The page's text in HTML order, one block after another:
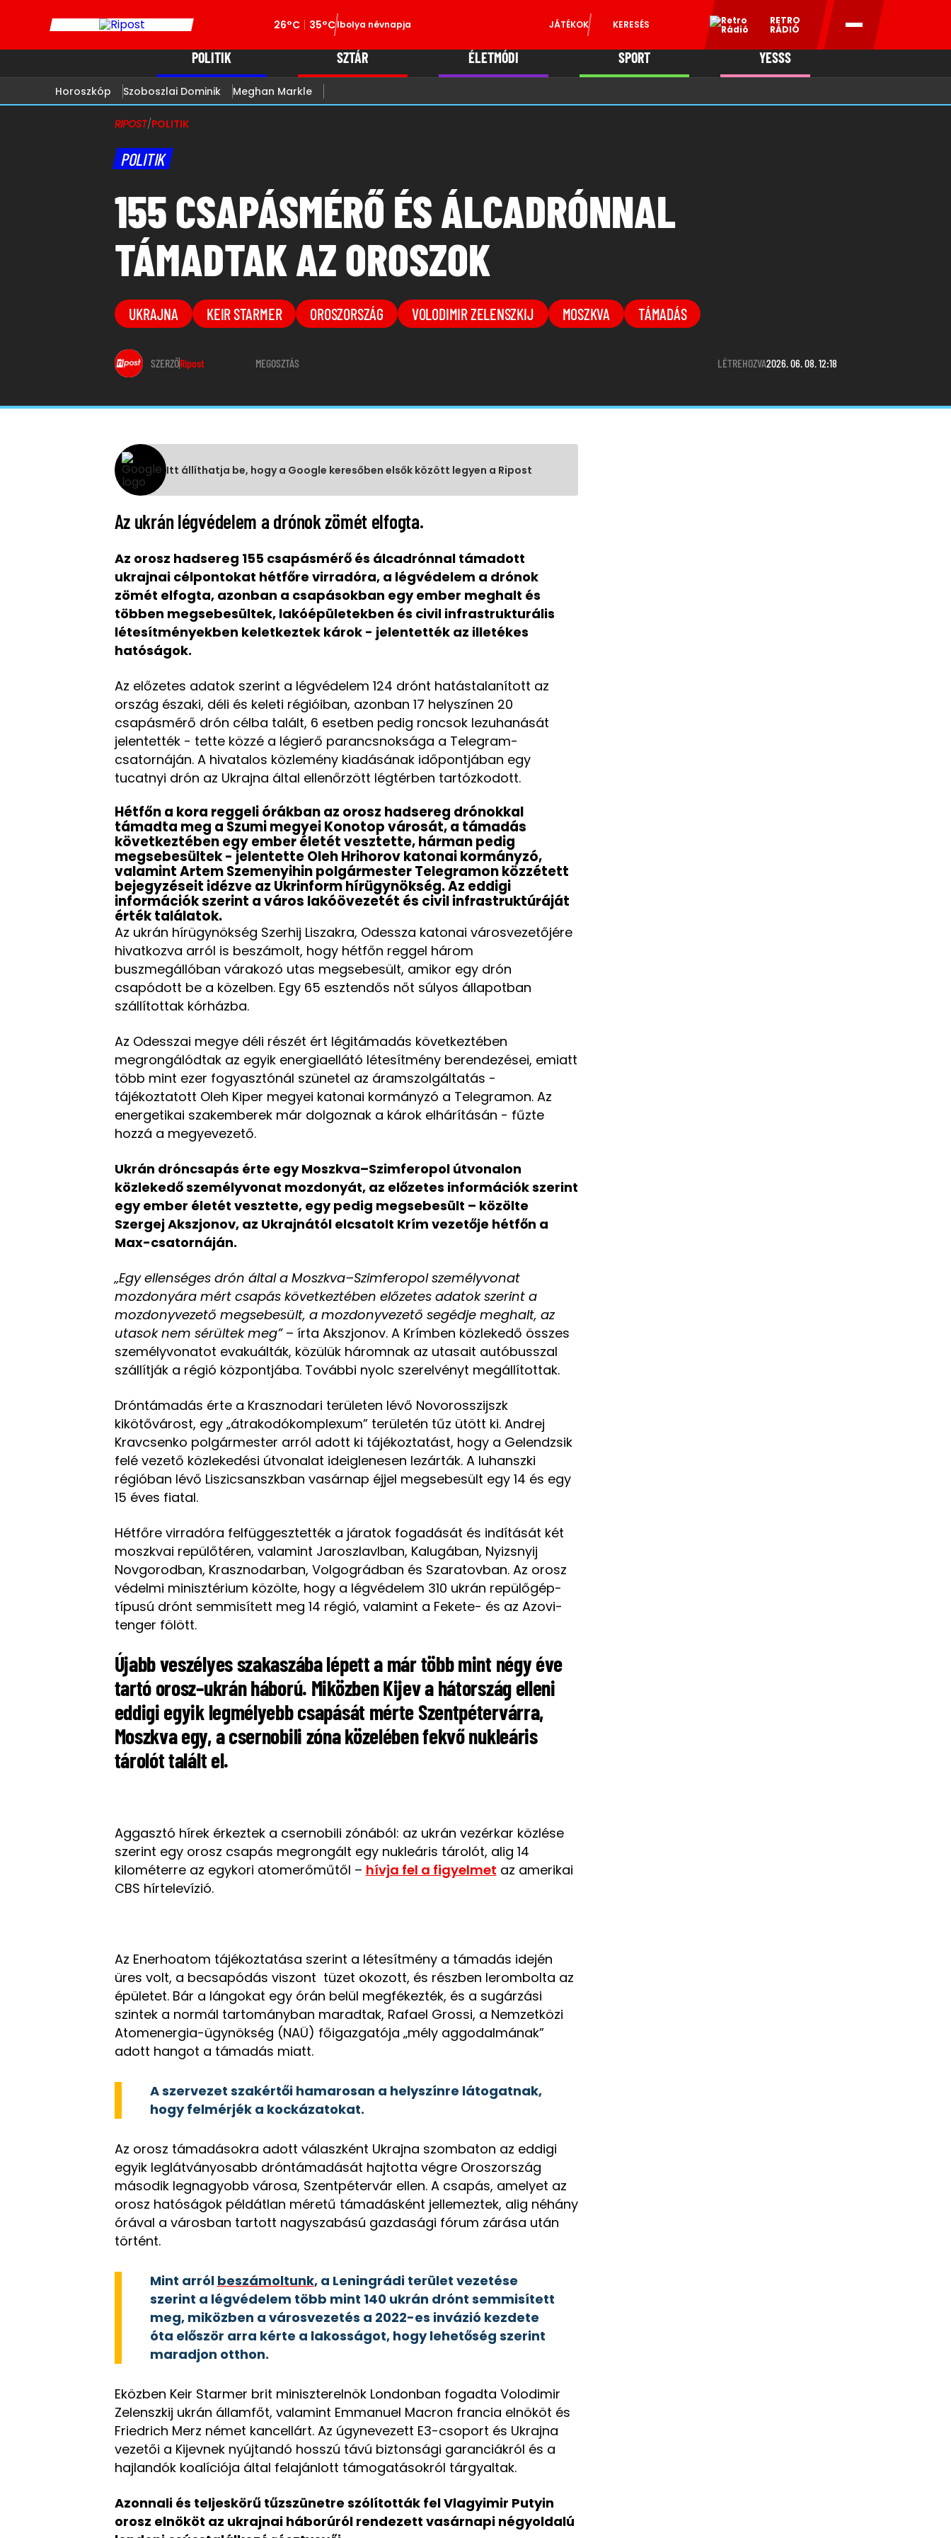
26°C 35°CIbolya névnapja JÁTÉKOK KERESÉS RETRO
RÁDIÓ
POLITIK SZTÁR ÉLETMÓDI SPORT YESSS
Horoszkóp Szoboszlai Dominik Meghan Markle
RIPOST/POLITIK
POLITIK
155 CSAPÁSMÉRŐ ÉS ÁLCADRÓNNAL
TÁMADTAK AZ OROSZOK
UKRAJNA KEIR STARMER OROSZORSZÁG VOLODIMIR ZELENSZKIJ MOSZKVA TÁMADÁS
SZERZŐRipost MEGOSZTÁS LÉTREHOZVA2026. 06. 08. 12:18
Itt állíthatja be, hogy a Google keresőben elsők között legyen a Ripost
Az ukrán légvédelem a drónok zömét elfogta.
Az orosz hadsereg 155 csapásmérő és álcadrónnal támadott
ukrajnai célpontokat hétfőre virradóra, a légvédelem a drónok
zömét elfogta, azonban a csapásokban egy ember meghalt és
többen megsebesültek, lakóépületekben és civil infrastrukturális
létesítményekben keletkeztek károk - jelentették az illetékes
hatóságok.
Az előzetes adatok szerint a légvédelem 124 drónt hatástalanított az
ország északi, déli és keleti régióiban, azonban 17 helyszínen 20
csapásmérő drón célba talált, 6 esetben pedig roncsok lezuhanását
jelentették - tette közzé a légierő parancsnoksága a Telegram-
csatornáján. A hivatalos közlemény kiadásának időpontjában egy
tucatnyi drón az Ukrajna által ellenőrzött légtérben tartózkodott.
Hétfőn a kora reggeli órákban az orosz hadsereg drónokkal
támadta meg a Szumi megyei Konotop városát, a támadás
következtében egy ember életét vesztette, hárman pedig
megsebesültek - jelentette Oleh Hrihorov katonai kormányzó,
valamint Artem Szemenyihin polgármester Telegramon közzétett
bejegyzéseit idézve az Ukrinform hírügynökség. Az eddigi
információk szerint a város lakóövezetét és civil infrastruktúráját
érték találatok.
Az ukrán hírügynökség Szerhij Liszakra, Odessza katonai városvezetőjére
hivatkozva arról is beszámolt, hogy hétfőn reggel három
buszmegállóban várakozó utas megsebesült, amikor egy drón
csapódott be a közelben. Egy 65 esztendős nőt súlyos állapotban
szállítottak kórházba.
Az Odesszai megye déli részét ért légitámadás következtében
megrongálódtak az egyik energiaellátó létesítmény berendezései, emiatt
több mint ezer fogyasztónál szünetel az áramszolgáltatás -
tájékoztatott Oleh Kiper megyei katonai kormányzó a Telegramon. Az
energetikai szakemberek már dolgoznak a károk elhárításán - fűzte
hozzá a megyevezető.
Ukrán dróncsapás érte egy Moszkva–Szimferopol útvonalon
közlekedő személyvonat mozdonyát, az előzetes információk szerint
egy ember életét vesztette, egy pedig megsebesült – közölte
Szergej Akszjonov, az Ukrajnától elcsatolt Krím vezetője hétfőn a
Max-csatornáján.
„Egy ellenséges drón által a Moszkva–Szimferopol személyvonat
mozdonyára mért csapás következtében előzetes adatok szerint a
mozdonyvezető megsebesült, a mozdonyvezető segédje meghalt, az
utasok nem sérültek meg”– írta Akszjonov. A Krímben közlekedő összes
személyvonatot evakuálták, közülük háromnak az utasait autóbusszal
szállítják a régió központjába. További nyolc szerelvényt megállítottak.
Dróntámadás érte a Krasznodari területen lévő Novorosszijszk
kikötővárost, egy „átrakodókomplexum” területén tűz ütött ki. Andrej
Kravcsenko polgármester arról adott ki tájékoztatást, hogy a Gelendzsik
felé vezető közlekedési útvonalat ideiglenesen lezárták. A luhanszki
régióban lévő Liszicsanszkban vasárnap éjjel megsebesült egy 14 és egy
15 éves fiatal.
Hétfőre virradóra felfüggesztették a járatok fogadását és indítását két
moszkvai repülőtéren, valamint Jaroszlavlban, Kalugában, Nyizsnyij
Novgorodban, Krasznodarban, Volgográdban és Szaratovban. Az orosz
védelmi minisztérium közölte, hogy a légvédelem 310 ukrán repülőgép-
típusú drónt semmisített meg 14 régió, valamint a Fekete- és az Azovi-
tenger fölött.
Újabb veszélyes szakaszába lépett a már több mint négy éve
tartó orosz–ukrán háború. Miközben Kijev a hátország elleni
eddigi egyik legmélyebb csapását mérte Szentpétervárra,
Moszkva egy, a csernobili zóna közelében fekvő nukleáris
tárolót talált el.
Aggasztó hírek érkeztek a csernobili zónából: az ukrán vezérkar közlése
szerint egy orosz csapás megrongált egy nukleáris tárolót, alig 14
kilométerre az egykori atomerőműtől – hívja fel a figyelmet az amerikai
CBS hírtelevízió.
Az Enerhoatom tájékoztatása szerint a létesítmény a támadás idején
üres volt, a becsapódás viszont tüzet okozott, és részben lerombolta az
épületet. Bár a lángokat egy órán belül megfékezték, és a sugárzási
szintek a normál tartományban maradtak, Rafael Grossi, a Nemzetközi
Atomenergia-ügynökség (NAÜ) főigazgatója „mély aggodalmának”
adott hangot a támadás miatt.
A szervezet szakértői hamarosan a helyszínre látogatnak,
hogy felmérjék a kockázatokat.
Az orosz támadásokra adott válaszként Ukrajna szombaton az eddigi
egyik leglátványosabb dróntámadását hajtotta végre Oroszország
második legnagyobb városa, Szentpétervár ellen. A csapás, amelyet az
orosz hatóságok példátlan méretű támadásként jellemeztek, alig néhány
órával a városban tartott nagyszabású gazdasági fórum zárása után
történt.
Mint arról beszámoltunk, a Leningrádi terület vezetése
szerint a légvédelem több mint 140 ukrán drónt semmisített
meg, miközben a városvezetés a 2022-es invázió kezdete
óta először arra kérte a lakosságot, hogy lehetőség szerint
maradjon otthon.
Eközben Keir Starmer brit miniszterelnök Londonban fogadta Volodimir
Zelenszkij ukrán államfőt, valamint Emmanuel Macron francia elnököt és
Friedrich Merz német kancellárt. Az úgynevezett E3-csoport és Ukrajna
vezetői a Kijevnek nyújtandó hosszú távú biztonsági garanciákról és a
hajlandók koalíciója által felajánlott támogatásokról tárgyaltak.
Azonnali és teljeskörű tűzszünetre szólították fel Vlagyimir Putyin
orosz elnököt az ukrajnai háborúról rendezett vasárnapi négyoldalú